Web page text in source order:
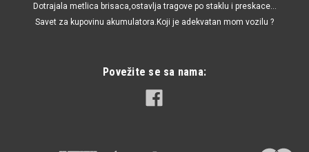
Dotrajala metlica brisaca,ostavlja tragove po staklu i preskace...
Savet za kupovinu akumulatora.Koji je adekvatan mom vozilu ?
Povežite se sa nama: